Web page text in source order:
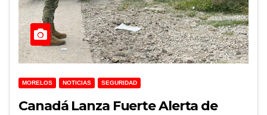
MORELOS NOTICIAS SEGURIDAD
Canadá Lanza Fuerte Alerta de